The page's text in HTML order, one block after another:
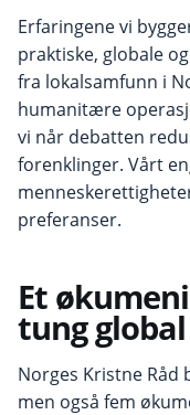
Erfaringene vi
praktiske, globale
fra lokalsamfunn i
humanitære
vi når debatten
forenklinger. Vårt
preferanser.
Et
tung
Norges Kristne Råd
men også fem